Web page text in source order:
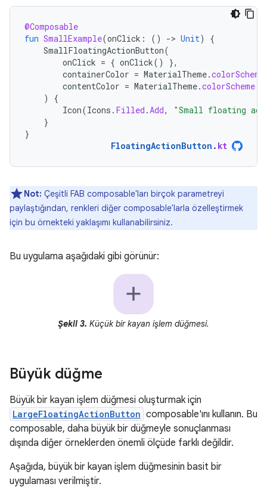
@Composable
fun SmallExample(onClick : () -> Unit)
{
SmallFloatingActionButton(
onClick = { onClick()
},
containerColor = MaterialTheme.colorScheme
contentColor = MaterialTheme.colorScheme
)
{
Icon(Icons . Filled .Add,
"Small floating
}
}
FloatingActionButton . kt
Not: Çeşitli FAB composable'ları birçok parametreyi
paylaştığından, renkleri diğer composable'larla özelleştirmek
için bu örnekteki yaklaşımı kullanabilirsiniz.
Bu uygulama aşağıdaki gibi görünür:
Şekil 3. Küçük bir kayan işlem düğmesi.
Büyük düğme
Büyük bir kayan işlem düğmesi oluşturmak için
LargeFloatingActionButton composable'ını kullanın. Bu
composable, daha büyük bir düğmeyle sonuçlanması
dışında diğer örneklerden önemli ölçüde farklı değildir.
Aşağıda, büyük bir kayan işlem düğmesinin basit bir
uygulaması verilmiştir.